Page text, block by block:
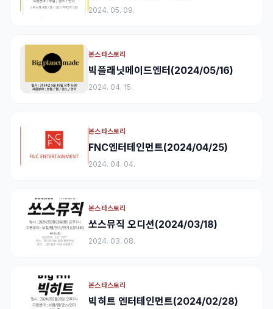
2024. 05. 09.
본스타스토리
빅플래닛메이드엔터(2024/05/16)
2024. 04. 15.
본스타스토리
FNC엔터테인먼트(2024/04/25)
2024. 04. 04.
본스타스토리
쏘스뮤직 오디션(2024/03/18)
2024. 03. 08.
본스타스토리
빅히트 엔터테인먼트(2024/02/28)